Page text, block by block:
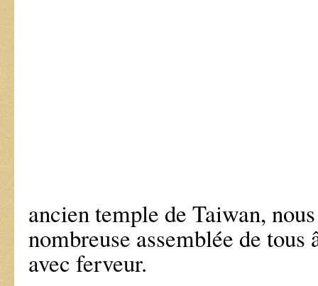
ancien temple de Taiwan,
nombreuse assemblée de tous
avec ferveur.